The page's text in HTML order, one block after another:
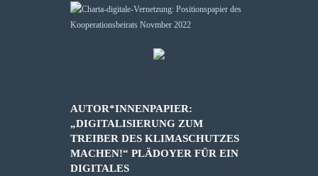
AUTOR*INNENPAPIER:
„DIGITALISIERUNG ZUM
TREIBER DES KLIMASCHUTZES
MACHEN!“ PLÄDOYER FÜR EIN
DIGITALES